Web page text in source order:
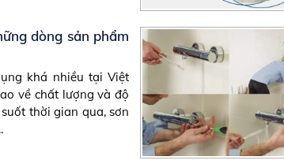
dòng sản phẩm
khá nhiều tại Việt
về chất lượng và độ
thời gian qua, sơn